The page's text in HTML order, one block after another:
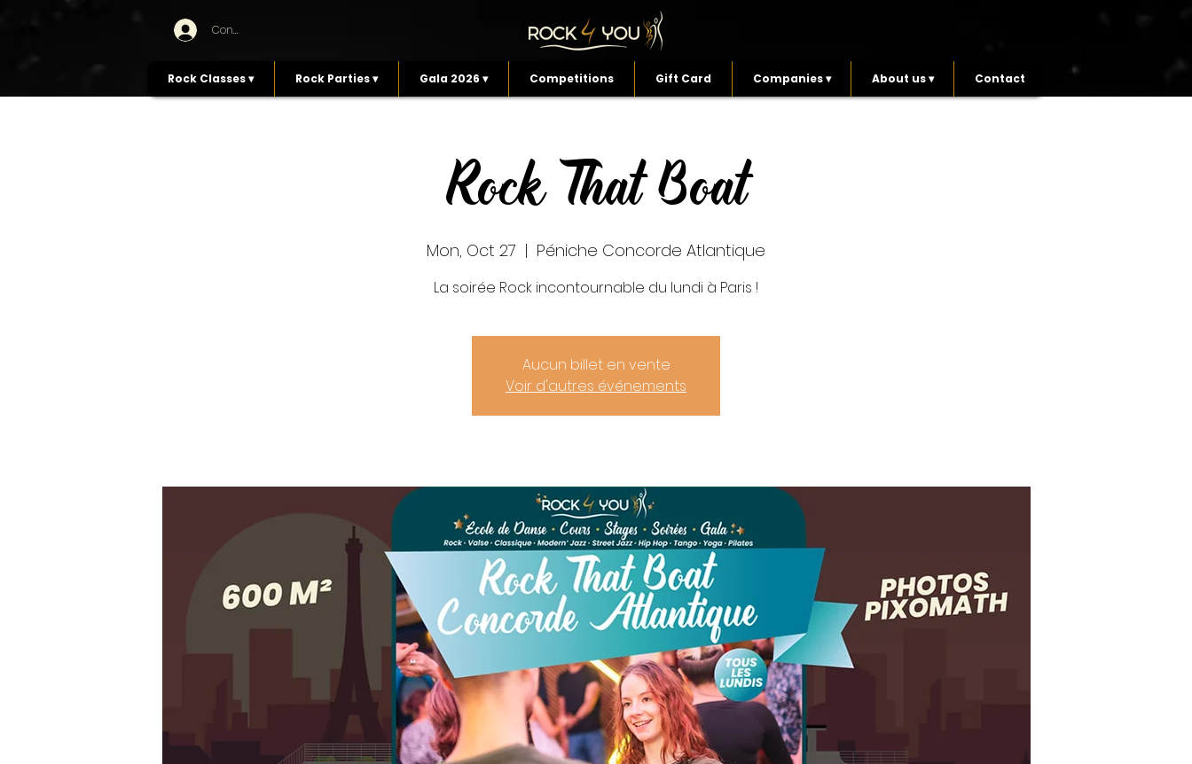
Connexion
Rock Classes ▾ Rock Parties ▾ Gala 2026 ▾ Competitions Gift Card Companies ▾ About us ▾ Contact
Rock That Boat
Mon, Oct 27
  |
Péniche Concorde Atlantique
La soirée Rock incontournable du lundi à Paris !
Aucun billet en vente
Voir d'autres événements